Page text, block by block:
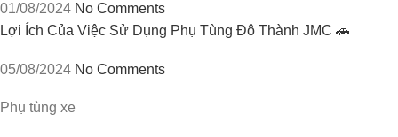
01/08/2024 No Comments
Lợi Ích Của Việc Sử Dụng Phụ Tùng Đô Thành JMC 🚗
05/08/2024 No Comments
Phụ tùng xe